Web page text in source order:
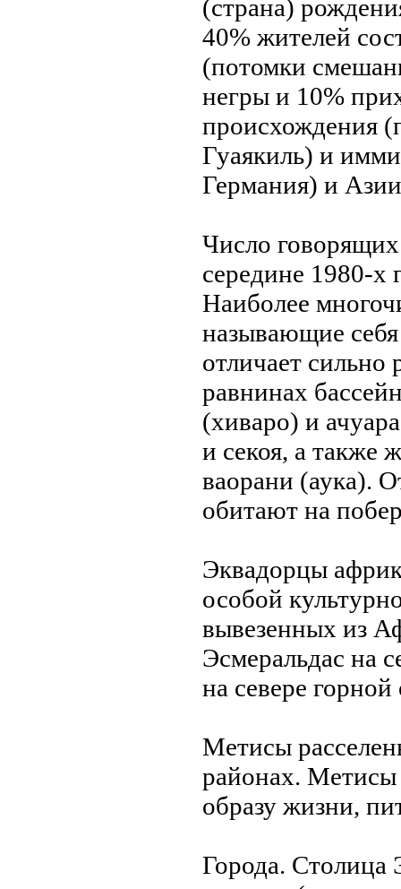
(страна)
40% жителей
(потомки
нeгры и 10%
происхождения
Гуаякиль) и
Германия) и
Число
серединe 1980-х
Наиболее
называющие
отличает сильно
равнинах
(хиваро) и
и секоя, а также
ваорани (аука).
обитают на
Эквадорцы
особой
вывезенных из
Эсмеральдас на
на севере горной
Метисы
районах. Метисы
образу жизни,
Города. Столица